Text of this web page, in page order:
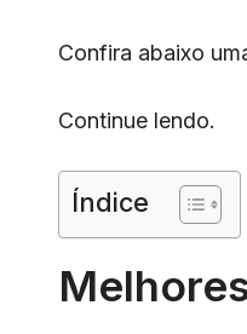
Confira abaixo
Continue lendo.
Índice